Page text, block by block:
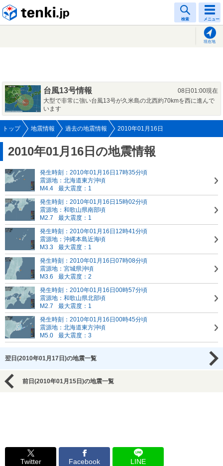
検索 メニュー
現在地
台風13号情報
08日01:00現在
大型で非常に強い台風13号が久米島の北西約70kmを西に進んで
います
トップ 地震情報 過去の地震情報 2010年01月16日
2010年01月16日の地震情報
発生時刻：2010年01月16日17時35分頃
震源地：北海道東方沖頃
M4.4
最大震度：1
発生時刻：2010年01月16日15時02分頃
震源地：和歌山県南部頃
M2.7
最大震度：1
発生時刻：2010年01月16日12時41分頃
震源地：沖縄本島近海頃
M3.3
最大震度：1
発生時刻：2010年01月16日07時08分頃
震源地：宮城県沖頃
M3.6
最大震度：2
発生時刻：2010年01月16日00時57分頃
震源地：和歌山県北部頃
M2.7
最大震度：1
発生時刻：2010年01月16日00時45分頃
震源地：北海道東方沖頃
M5.0
最大震度：3
翌日(2010年01月17日)の地震一覧
前日(2010年01月15日)の地震一覧
Twitter Facebook LINE